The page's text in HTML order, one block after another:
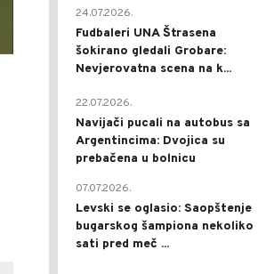
24.07.2026.
Fudbaleri UNA Štrasena
šokirano gledali Grobare:
Nevjerovatna scena na k...
22.07.2026.
Navijači pucali na autobus sa
Argentincima: Dvojica su
prebačena u bolnicu
07.07.2026.
Levski se oglasio: Saopštenje
bugarskog šampiona nekoliko
sati pred meč ...